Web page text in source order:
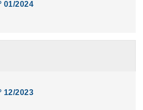
01/2024
12/2023